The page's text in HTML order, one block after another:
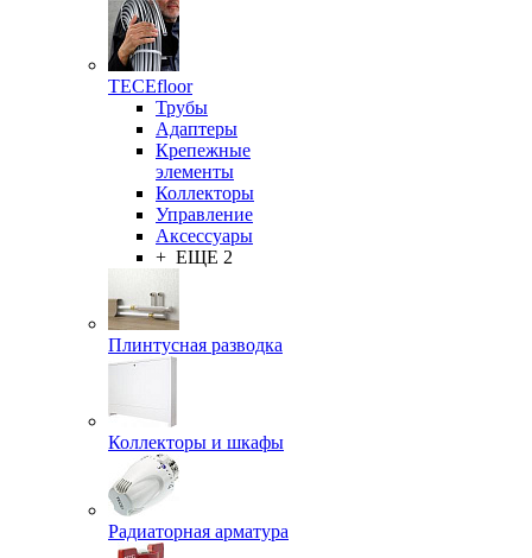
TECEfloor
Трубы
Адаптеры
Крепежные
элементы
Коллекторы
Управление
Аксессуары
+ ЕЩЕ 2
Плинтусная разводка
Коллекторы и шкафы
Радиаторная арматура